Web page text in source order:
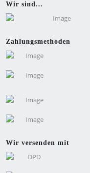
Wir sind...
Zahlungsmethoden
Wir versenden mit